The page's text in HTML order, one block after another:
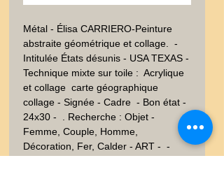
Métal - Élisa CARRIERO-Peinture
abstraite géométrique et collage.  -
Intitulée États désunis - USA TEXAS -
Technique mixte sur toile :  Acrylique
et collage  carte géographique
collage - Signée - Cadre  - Bon état -
24x30 -  . Recherche : Objet -
Femme, Couple, Homme,
Décoration, Fer, Calder - ART -  -